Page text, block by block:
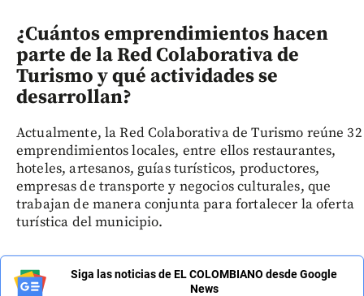
¿Cuántos emprendimientos hacen
parte de la Red Colaborativa de
Turismo y qué actividades se
desarrollan?
Actualmente, la Red Colaborativa de Turismo reúne 32
emprendimientos locales, entre ellos restaurantes,
hoteles, artesanos, guías turísticos, productores,
empresas de transporte y negocios culturales, que
trabajan de manera conjunta para fortalecer la oferta
turística del municipio.
Siga las noticias de EL COLOMBIANO desde Google
News